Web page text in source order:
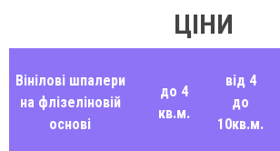
ЦІНИ
Вінілові шпалери
на флізеліновій
основі
до 4
кв.м.
від 4
до
10кв.м.